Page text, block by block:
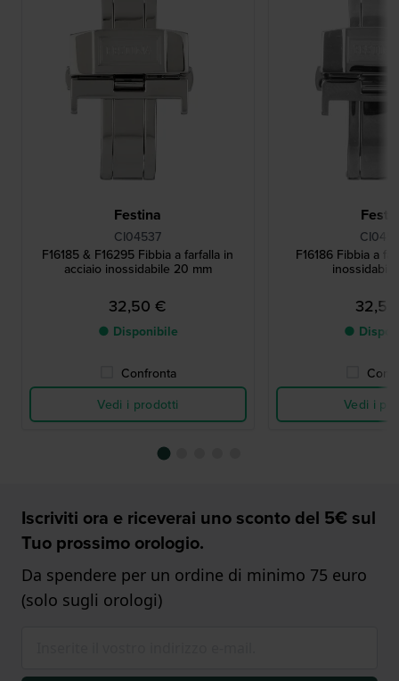
Festina
CI04537
F16185 & F16295 Fibbia a farfalla in
acciaio inossidabile 20 mm
32,50 €
● Disponibile
Confronta
Vedi i prodotti
F16186 Fibbia a
●
Vedi i
Iscriviti ora e riceverai uno sconto del 5€ sul
Tuo prossimo orologio.
Da spendere per un ordine di minimo 75 euro
(solo sugli orologi)